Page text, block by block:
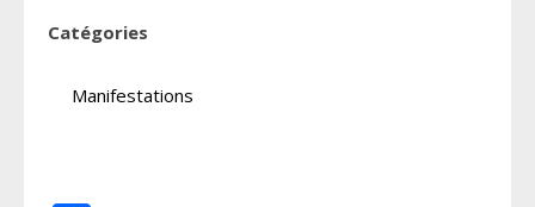
Catégories
Manifestations